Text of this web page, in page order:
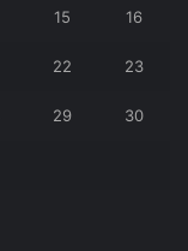
15 16
22 23
29 30